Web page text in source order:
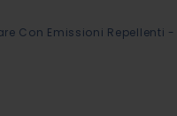
Con Emissioni Repellenti -